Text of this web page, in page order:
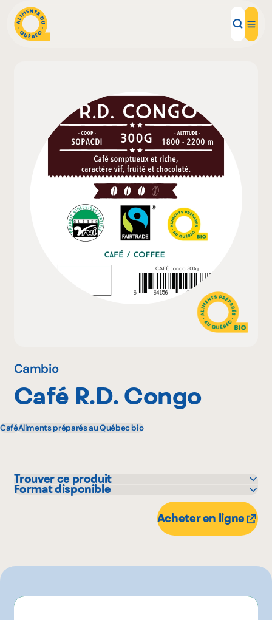
Aliments d'ici
Recettes
Inspirations d'ici
Restaurants
Institutions
Cambio
Café R.D. Congo
CaféAliments préparés au Québec bio
Trouver ce produit
IGA
Format disponible
Acheter en ligne